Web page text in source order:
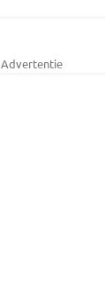
Advertentie